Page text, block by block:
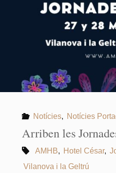
Jornades
AMHB
Notícies, Notícies
Arriben les
AMHB, Hotel César,
Vilanova i la Geltrú